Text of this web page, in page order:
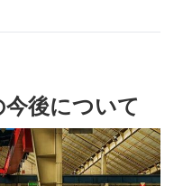
後について